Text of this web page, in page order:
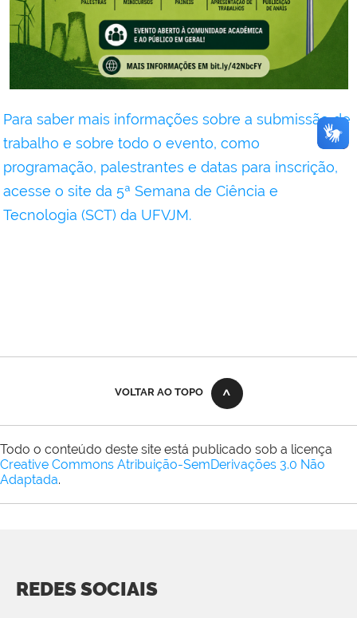
Para saber mais informações sobre a submissão de
trabalho e sobre todo o evento, como
programação, palestrantes e datas para inscrição,
acesse o site da 5ª Semana de Ciência e
Tecnologia (SCT) da UFVJM.
VOLTAR AO TOPO
Todo o conteúdo deste site está publicado sob a licença
Creative Commons Atribuição-SemDerivações 3.0 Não
Adaptada.
REDES SOCIAIS